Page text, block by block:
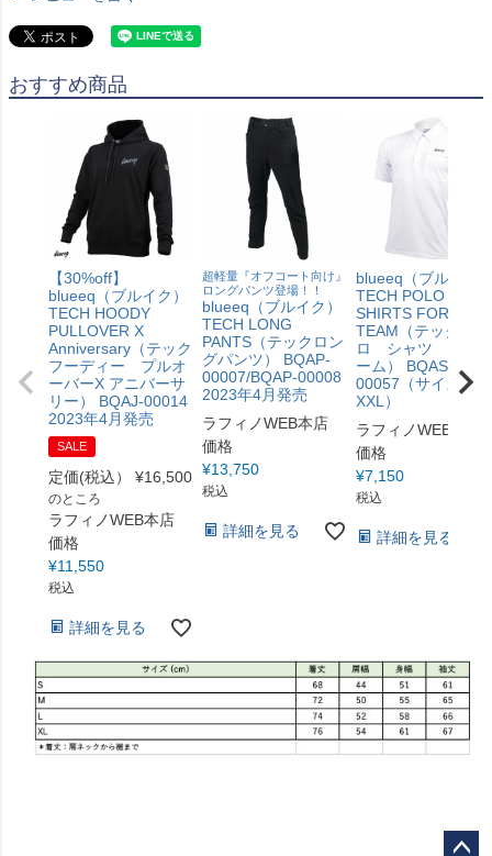
おすすめ商品
【30%off】
blueeq（ブルイク）
TECH HOODY
PULLOVER X
Anniversary（テック
フーディー プルオ
ーバーX アニバーサ
リー） BQAJ-00014
2023年4月発売
SALE
定価(税込） ¥16,500
のところ
ラフィノWEB本店
価格
¥11,550
税込
詳細を見る
超軽量『オフコート向け』
ロングパンツ登場！！
blueeq（ブルイク）
TECH LONG
PANTS（テックロン
グパンツ） BQAP-
00007/BQAP-00008
2023年4月発売
ラフィノWEB本店
価格
¥13,750
税込
詳細を見る
blueeq（ブルイク
TECH POLO
SHIRTS FOR
TEAM（テック ポ
ロ シャツ FOR
ーム） BQAS-
00057（サイズ S〜
XXL）
ラフィノWEB本店
価格
¥7,150
税込
詳細を見る